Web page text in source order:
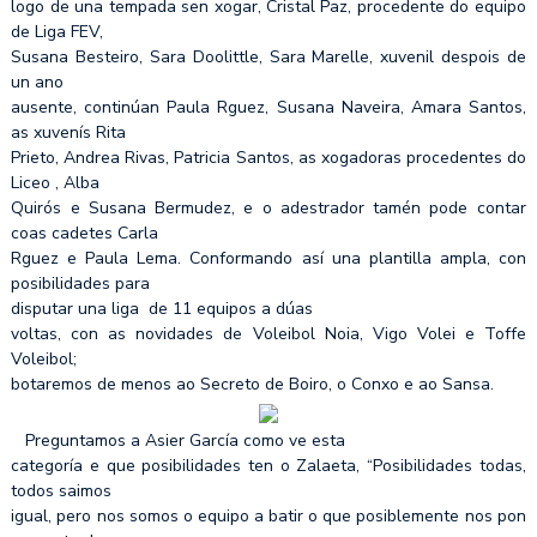
logo de una tempada sen xogar, Cristal Paz, procedente do equipo
de Liga FEV,
Susana Besteiro, Sara Doolittle, Sara Marelle, xuvenil despois de
un ano
ausente, continúan Paula Rguez, Susana Naveira, Amara Santos,
as xuvenís Rita
Prieto, Andrea Rivas, Patricia Santos, as xogadoras procedentes do
Liceo , Alba
Quirós e Susana Bermudez, e o adestrador tamén pode contar
coas cadetes Carla
Rguez e Paula Lema. Conformando así una plantilla ampla, con
posibilidades para
disputar una liga de 11 equipos a dúas
voltas, con as novidades de Voleibol Noia, Vigo Volei e Toffe
Voleibol;
botaremos de menos ao Secreto de Boiro, o Conxo e ao Sansa.
Preguntamos a Asier García como ve esta
categoría e que posibilidades ten o Zalaeta, “Posibilidades todas,
todos saimos
igual, pero nos somos o equipo a batir o que posiblemente nos pon